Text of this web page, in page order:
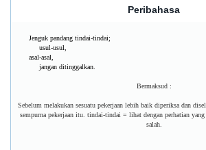
Peribahasa
Jenguk pandang tindai-tindai;
usul-usul,
asal-asal,
jangan ditinggalkan.
Bermaksud :
Sebelum melakukan sesuatu pekerjaan lebih baik diperiksa dan
sempurna pekerjaan itu. tindai-tindai = lihat dengan perhatian yang
salah.